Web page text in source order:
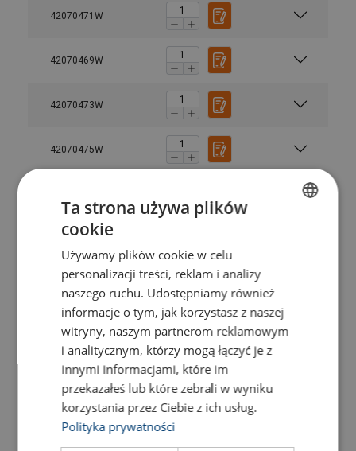
42070471W
42070469W
42070473W
42070475W
42070479W
42070483W
42070481W
42070486W
42070485W
ENGLISH TRANSLATION
Ta strona używa plików
cookie
Używamy plików cookie w celu
personalizacji treści, reklam i analizy
naszego ruchu. Udostępniamy również
informacje o tym, jak korzystasz z naszej
witryny, naszym partnerom reklamowym
i analitycznym, którzy mogą łączyć je z
innymi informacjami, które im
przekazałeś lub które zebrali w wyniku
korzystania przez Ciebie z ich usług.
Polityka prywatności